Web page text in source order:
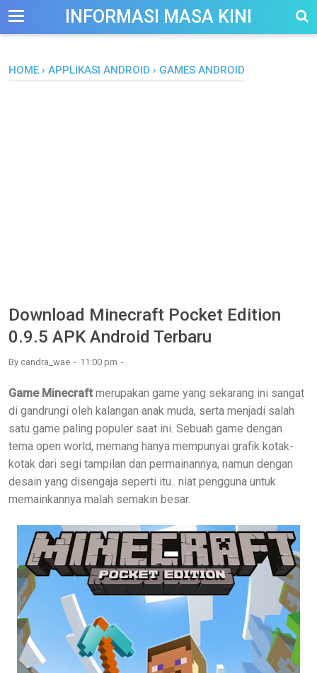
--> INFORMASI MASA KINI
HOME › APPLIKASI ANDROID › GAMES ANDROID
Download Minecraft Pocket Edition
0.9.5 APK Android Terbaru
By candra_wae 11:00 pm
Game Minecraft merupakan game yang sekarang ini sangat
di gandrungi oleh kalangan anak muda, serta menjadi salah
satu game paling populer saat ini. Sebuah game dengan
tema open world, memang hanya mempunyai grafik kotak-
kotak dari segi tampilan dan permainannya, namun dengan
desain yang disengaja seperti itu.. niat pengguna untuk
memainkannya malah semakin besar.